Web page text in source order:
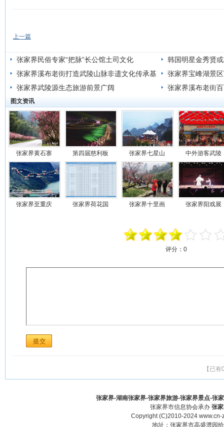
上一篇
张家界民俗专家“把脉”长公馆土司文化
韩国明星金秀贤
洞挑战赛
张家界溪布老街打造武陵山脉非遗文化传承基
地
张家界宝峰湖景
张家界武陵源生态旅游前景广阔
张家界溪布老街
图文资讯
张家界黄石寨 第四届慈利板 张家界七星山 中外游客武陵
张家界至重庆 张家界荷花国 张家界十里画 张家界阳戏展
评分： 0
【已
张家界-湖南张家界-张家界旅游-张家界景点-张
张家界市信息协会承办 张
Copyright (C)2010-2024
地址：张家界市高盛澧园